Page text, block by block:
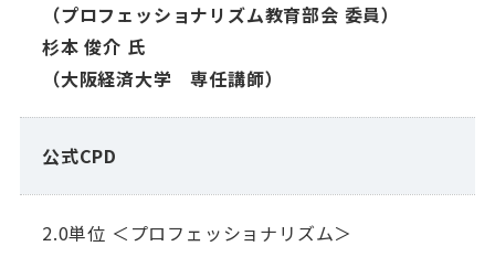
（プロフェッショナリズム教育部会 委員）
杉本 俊介 氏
（大阪経済大学 専任講師）
公式CPD
2.0単位 ＜プロフェッショナリズム＞